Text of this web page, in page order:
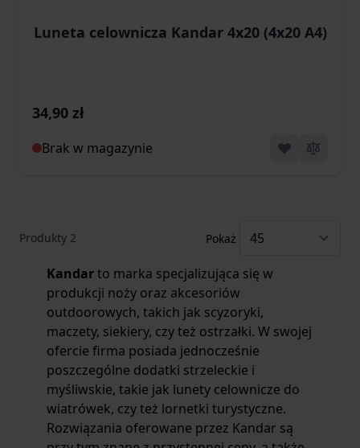
Luneta celownicza Kandar 4x20 (4x20 A4)
34,90 zł
Brak w magazynie
Produkty 2 Pokaż
Kandarto marka specjalizująca się w
produkcji noży oraz akcesoriów
outdoorowych, takich jak scyzoryki,
maczety, siekiery, czy też ostrzałki. W swojej
ofercie firma posiada jednocześnie
poszczególne dodatki strzeleckie i
myśliwskie, takie jak lunety celownicze do
wiatrówek, czy też lornetki turystyczne.
Rozwiązania oferowane przez Kandar są